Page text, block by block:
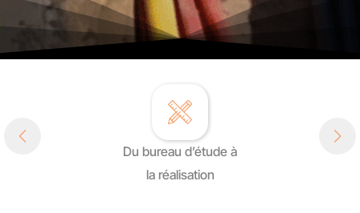
Du bureau d’étude à
la réalisation
DÉCOUVRIR